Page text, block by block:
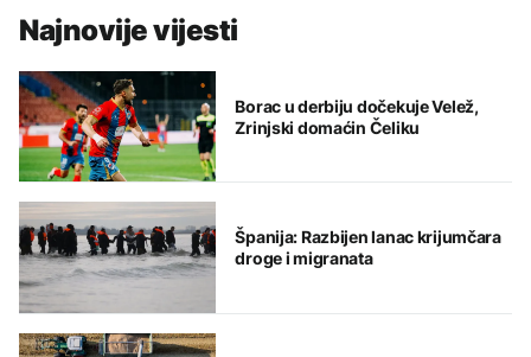
Najnovije vijesti
Borac u derbiju dočekuje Velež,
Zrinjski domaćin Čeliku
Španija: Razbijen lanac krijumčara
droge i migranata